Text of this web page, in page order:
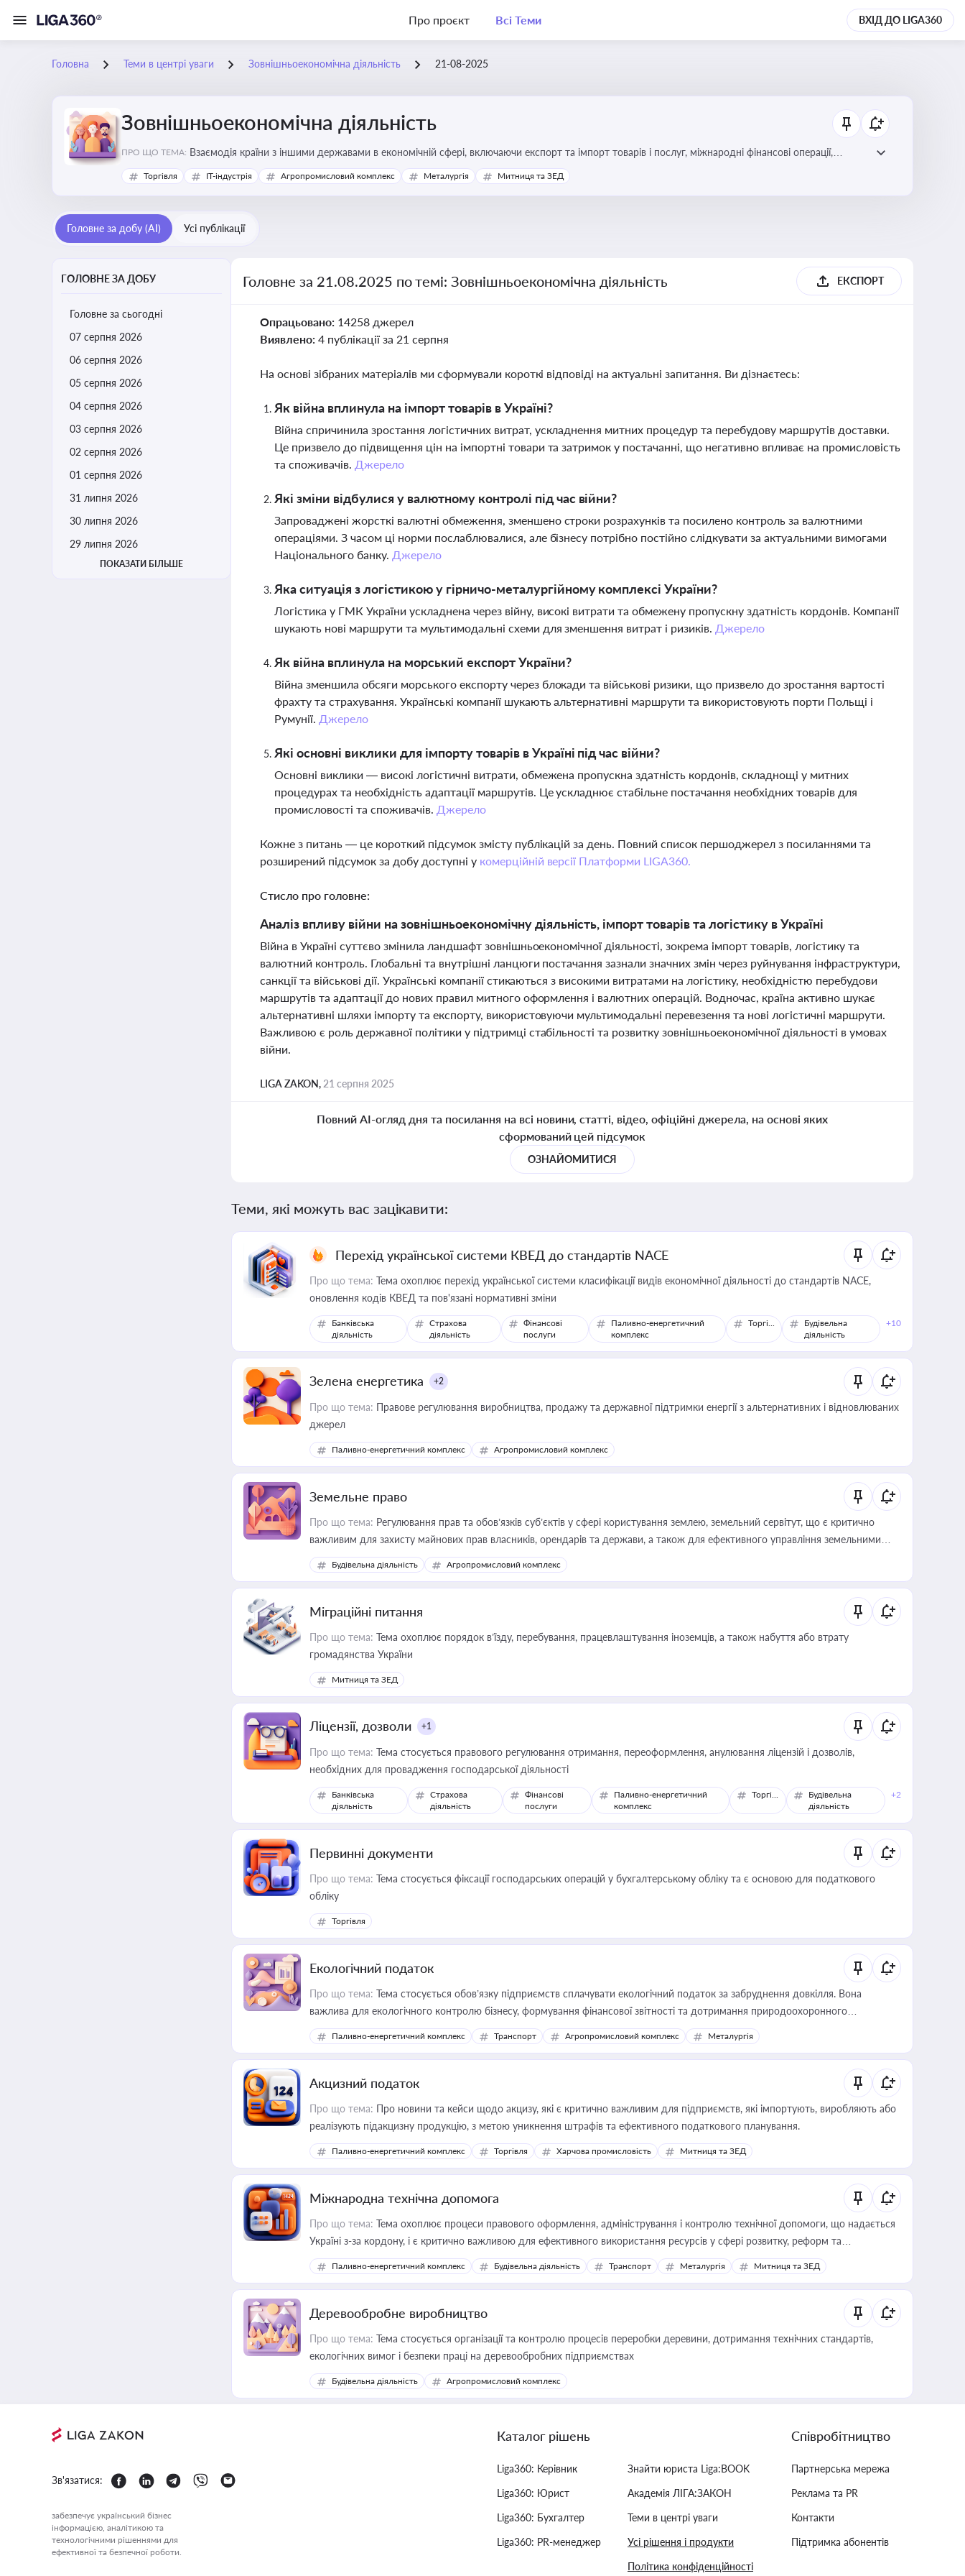
Про проєкт Всі Теми ВХІД ДО LIGA360
Головна Теми в центрі уваги Зовнішньоекономічна діяльність 21-08-2025
Зовнішньоекономічна діяльність
ПРО ЩО ТЕМА: Взаємодія країни з іншими державами в економічній сфері, включаючи експорт та імпорт товарів і послуг, міжнародні фінансові операції,
інвестиції, торгівлю, митне регулювання
Торгівля IT-індустрія Агропромисловий комплекс Металургія Митниця та ЗЕД
Головне за добу (AI) Усі публікації
ГОЛОВНЕ ЗА ДОБУ
Головне за сьогодні
07 серпня 2026
06 серпня 2026
05 серпня 2026
04 серпня 2026
03 серпня 2026
02 серпня 2026
01 серпня 2026
31 липня 2026
30 липня 2026
29 липня 2026
ПОКАЗАТИ БІЛЬШЕ
Головне за 21.08.2025 по темі: Зовнішньоекономічна діяльність ЕКСПОРТ
Опрацьовано: 14258 джерел
Виявлено: 4 публікації за 21 серпня
На основі зібраних матеріалів ми сформували короткі відповіді на актуальні запитання. Ви дізнаєтесь:
Як війна вплинула на імпорт товарів в Україні?
Війна спричинила зростання логістичних витрат, ускладнення митних процедур та перебудову маршрутів доставки.
Це призвело до підвищення цін на імпортні товари та затримок у постачанні, що негативно впливає на промисловість
та споживачів. Джерело
Які зміни відбулися у валютному контролі під час війни?
Запроваджені жорсткі валютні обмеження, зменшено строки розрахунків та посилено контроль за валютними
операціями. З часом ці норми послаблювалися, але бізнесу потрібно постійно слідкувати за актуальними вимогами
Національного банку. Джерело
Яка ситуація з логістикою у гірничо-металургійному комплексі України?
Логістика у ГМК України ускладнена через війну, високі витрати та обмежену пропускну здатність кордонів. Компанії
шукають нові маршрути та мультимодальні схеми для зменшення витрат і ризиків. Джерело
Як війна вплинула на морський експорт України?
Війна зменшила обсяги морського експорту через блокади та військові ризики, що призвело до зростання вартості
фрахту та страхування. Українські компанії шукають альтернативні маршрути та використовують порти Польщі і
Румунії. Джерело
Які основні виклики для імпорту товарів в Україні під час війни?
Основні виклики — високі логістичні витрати, обмежена пропускна здатність кордонів, складнощі у митних
процедурах та необхідність адаптації маршрутів. Це ускладнює стабільне постачання необхідних товарів для
промисловості та споживачів. Джерело
Кожне з питань — це короткий підсумок змісту публікацій за день. Повний список першоджерел з посиланнями та
розширений підсумок за добу доступні у комерційній версії Платформи LIGA360.
Стисло про головне:
Аналіз впливу війни на зовнішньоекономічну діяльність, імпорт товарів та логістику в Україні
Війна в Україні суттєво змінила ландшафт зовнішньоекономічної діяльності, зокрема імпорт товарів, логістику та
валютний контроль. Глобальні та внутрішні ланцюги постачання зазнали значних змін через руйнування інфраструктури,
санкції та військові дії. Українські компанії стикаються з високими витратами на логістику, необхідністю перебудови
маршрутів та адаптації до нових правил митного оформлення і валютних операцій. Водночас, країна активно шукає
альтернативні шляхи імпорту та експорту, використовуючи мультимодальні перевезення та нові логістичні маршрути.
Важливою є роль державної політики у підтримці стабільності та розвитку зовнішньоекономічної діяльності в умовах
війни.
LIGA ZAKON, 21 серпня 2025
Повний AI-огляд дня та посилання на всі новини, статті, відео, офіційні джерела, на основі яких
сформований цей підсумок
ОЗНАЙОМИТИСЯ
Теми, які можуть вас зацікавити:
Перехід української системи КВЕД до стандартів NACE
Про що тема: Тема охоплює перехід української системи класифікації видів економічної діяльності до стандартів NACE,
оновлення кодів КВЕД та пов'язані нормативні зміни
Банківська
діяльність
Страхова
діяльність
Фінансові
послуги
Паливно-енергетичний
комплекс
Торгівля
Будівельна
діяльність
+10
Зелена енергетика +2
Про що тема: Правове регулювання виробництва, продажу та державної підтримки енергії з альтернативних і відновлюваних
джерел
Паливно-енергетичний комплекс Агропромисловий комплекс
Земельне право
Про що тема: Регулювання прав та обов’язків суб’єктів у сфері користування землею, земельний сервітут, що є критично
важливим для захисту майнових прав власників, орендарів та держави, а також для ефективного управління земельними
ресурсами
Будівельна діяльність Агропромисловий комплекс
Міграційні питання
Про що тема: Тема охоплює порядок в’їзду, перебування, працевлаштування іноземців, а також набуття або втрату
громадянства України
Митниця та ЗЕД
Ліцензії, дозволи +1
Про що тема: Тема стосується правового регулювання отримання, переоформлення, анулювання ліцензій і дозволів,
необхідних для провадження господарської діяльності
Банківська
діяльність
Страхова
діяльність
Фінансові
послуги
Паливно-енергетичний
комплекс
Торгівля
Будівельна
діяльність
+2
Первинні документи
Про що тема: Тема стосується фіксації господарських операцій у бухгалтерському обліку та є основою для податкового
обліку
Торгівля
Екологічний податок
Про що тема: Тема стосується обов’язку підприємств сплачувати екологічний податок за забруднення довкілля. Вона
важлива для екологічного контролю бізнесу, формування фінансової звітності та дотримання природоохоронного
законодавства
Паливно-енергетичний комплекс Транспорт Агропромисловий комплекс Металургія
Акцизний податок
Про що тема: Про новини та кейси щодо акцизу, які є критично важливим для підприємств, які імпортують, виробляють або
реалізують підакцизну продукцію, з метою уникнення штрафів та ефективного податкового планування.
Паливно-енергетичний комплекс Торгівля Харчова промисловість Митниця та ЗЕД
Міжнародна технічна допомога
Про що тема: Тема охоплює процеси правового оформлення, адміністрування і контролю технічної допомоги, що надається
Україні з-за кордону, і є критично важливою для ефективного використання ресурсів у сфері розвитку, реформ та
інфраструктурних проєктів
Паливно-енергетичний комплекс Будівельна діяльність Транспорт Металургія Митниця та ЗЕД
Деревообробне виробництво
Про що тема: Тема стосується організації та контролю процесів переробки деревини, дотримання технічних стандартів,
екологічних вимог і безпеки праці на деревообробних підприємствах
Будівельна діяльність Агропромисловий комплекс
Зв'язатися:
забезпечує український бізнес
інформацією, аналітикою та
технологічними рішеннями для
ефективної та безпечної роботи.
Каталог рішень
Liga360: Керівник
Liga360: Юрист
Liga360: Бухгалтер
Liga360: PR-менеджер
Знайти юриста Liga:BOOK
Академія ЛІГА:ЗАКОН
Теми в центрі уваги
Усі рішення і продукти
Політика конфіденційності
Співробітництво
Партнерська мережа
Реклама та PR
Контакти
Підтримка абонентів